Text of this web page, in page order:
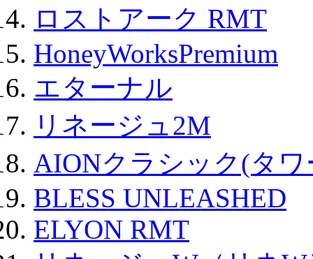
ロストアーク RMT
HoneyWorksPremium
エターナル
リネージュ2M
AIONクラシック(タ
BLESS UNLEASHED
ELYON RMT